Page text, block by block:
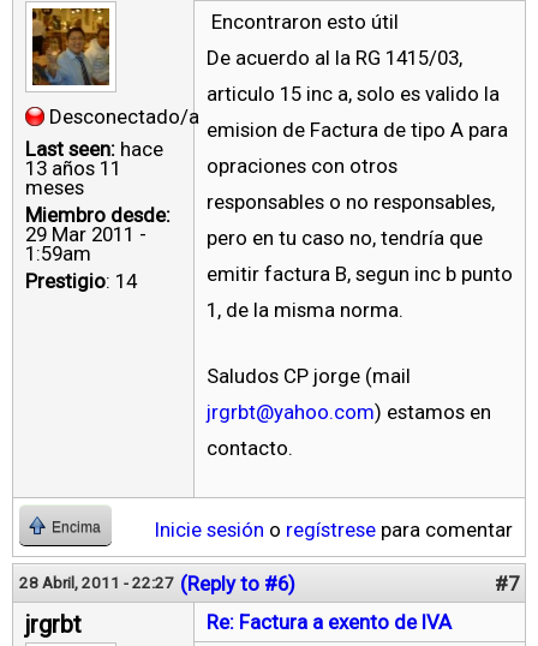
Desconectado/a
Last seen: hace
13 años 11
meses
Miembro desde:
29 Mar 2011 -
1:59am
Prestigio: 14
Encontraron esto útil
De acuerdo al la RG 1415/03,
articulo 15 inc a, solo es valido la
emision de Factura de tipo A para
opraciones con otros
responsables o no responsables,
pero en tu caso no, tendría que
emitir factura B, segun inc b punto
1, de la misma norma.
Saludos CP jorge (mail
jrgrbt@yahoo.com) estamos en
contacto.
Encima Inicie sesión o regístrese para comentar
28 Abril, 2011 - 22:27 (Reply to #6) #7
jrgrbt
Re: Factura a exento de IVA